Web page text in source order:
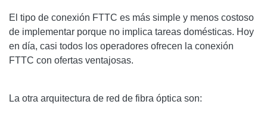
El tipo de conexión FTTC es más simple y menos costoso
de implementar porque no implica tareas domésticas. Hoy
en día, casi todos los operadores ofrecen la conexión
FTTC con ofertas ventajosas.
La otra arquitectura de red de fibra óptica son: